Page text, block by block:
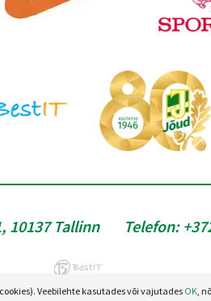
10137 Tallinn Telefon:
Veebilehte kasutades või vajutades OK,